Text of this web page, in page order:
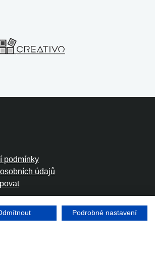
podmínky
údajů
Podrobné nastavení